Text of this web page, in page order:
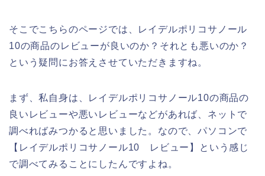
そこでこちらのページでは、レイデルポリコサノール
10の商品のレビューが良いのか？それとも悪いのか？
という疑問にお答えさせていただきますね。
まず、私自身は、レイデルポリコサノール10の商品の
良いレビューや悪いレビューなどがあれば、ネットで
調べればみつかると思いました。なので、パソコンで
【レイデルポリコサノール10 レビュー】という感じ
で調べてみることにしたんですよね。